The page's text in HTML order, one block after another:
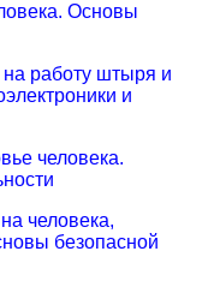
Основы
работу штыря и
и
человека.
человека,
безопасной